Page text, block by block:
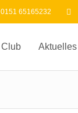
0151 65165232
Club Aktuelles